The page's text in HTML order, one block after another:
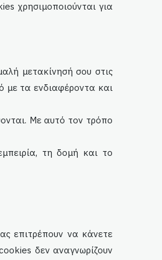
χρησιμοποιούνται για
μετακίνησή σου στις
με τα ενδιαφέροντα και
Με αυτό τον τρόπο
τη δομή και το
επιτρέπουν να κάνετε
δεν αναγνωρίζουν